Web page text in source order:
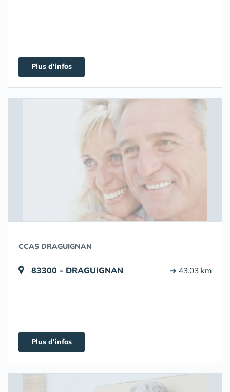
Plus d'infos
CCAS DRAGUIGNAN
83300 - DRAGUIGNAN ➔ 43.03 km
Plus d'infos